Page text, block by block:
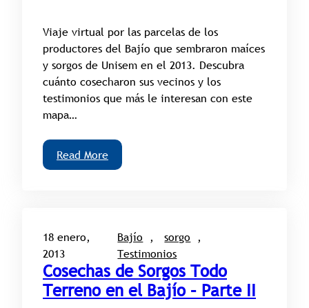
Viaje virtual por las parcelas de los
productores del Bajío que sembraron maíces
y sorgos de Unisem en el 2013. Descubra
cuánto cosecharon sus vecinos y los
testimonios que más le interesan con este
mapa…
Read More
18 enero,
2013
Bajío , sorgo
Testimonios
Cosechas de Sorgos Todo
Terreno en el Bajío – Parte II